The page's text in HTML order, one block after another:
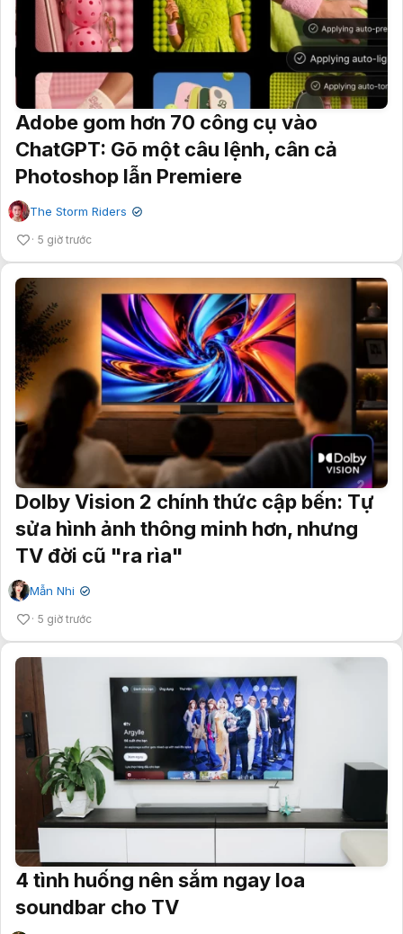
Adobe gom hơn 70 công cụ vào
ChatGPT: Gõ một câu lệnh, cân cả
Photoshop lẫn Premiere
The Storm Riders ✔
5 giờ trước
Dolby Vision 2 chính thức cập bến: Tự
sửa hình ảnh thông minh hơn, nhưng
TV đời cũ "ra rìa"
Mẫn Nhi ✔
5 giờ trước
4 tình huống nên sắm ngay loa
soundbar cho TV